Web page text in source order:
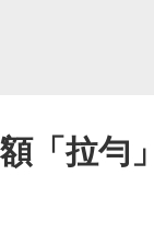
「拉勻